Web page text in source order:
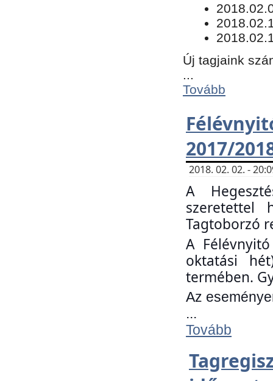
Új tagjaink
Tovább
2017/
2018. 02. 02. -
A
szeretettel
Tagtoborzó
A
oktatási
termében.
Az
...
Tovább